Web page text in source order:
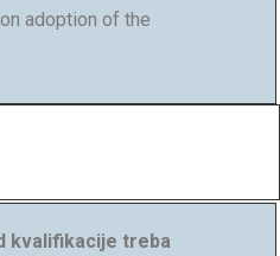
adoption of the
kvalifikacije treba